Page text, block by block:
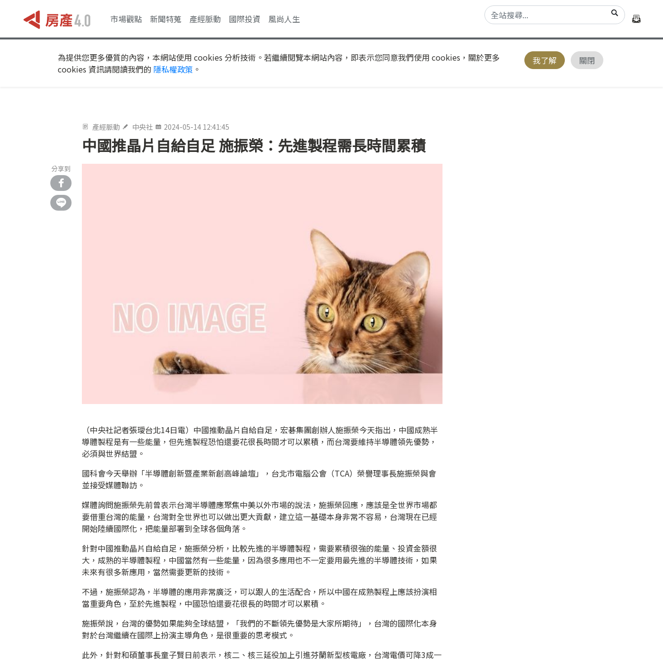
市場觀點 新聞特蒐 產經脈動 國際投資 風尚人生
為提供您更多優質的內容，本網站使用 cookies 分析技術。若繼續閱覽本網站內容，即表示您同意我們使用 cookies，關於更多
cookies 資訊請閱讀我們的 隱私權政策 。
我了解 關閉
產經脈動 中央社 2024-05-14 12:41:45
中國推晶片自給自足 施振榮：先進製程需長時間累積
分享到
（中央社記者張璦台北14日電）中國推動晶片自給自足，宏碁集團創辦人施振榮今天指出，中國成熟半
導體製程是有一些能量，但先進製程恐怕還要花很長時間才可以累積，而台灣要維持半導體領先優勢，
必須與世界結盟。
國科會今天舉辦「半導體創新暨產業新創高峰論壇」，台北市電腦公會（TCA）榮譽理事長施振榮與會
並接受媒體聯訪。
媒體詢問施振榮先前曾表示台灣半導體應聚焦中美以外市場的說法，施振榮回應，應該是全世界市場都
要借重台灣的能量，台灣對全世界也可以做出更大貢獻，建立這一基礎本身非常不容易，台灣現在已經
開始陸續國際化，把能量部署到全球各個角落。
針對中國推動晶片自給自足，施振榮分析，比較先進的半導體製程，需要累積很強的能量、投資金額很
大，成熟的半導體製程，中國當然有一些能量，因為很多應用也不一定要用最先進的半導體技術，如果
未來有很多新應用，當然需要更新的技術。
不過，施振榮認為，半導體的應用非常廣泛，可以跟人的生活配合，所以中國在成熟製程上應該扮演相
當重要角色，至於先進製程，中國恐怕還要花很長的時間才可以累積。
施振榮說，台灣的優勢如果能夠全球結盟，「我們的不斷領先優勢是大家所期待」，台灣的國際化本身
對於台灣繼續在國際上扮演主導角色，是很重要的思考模式。
此外，針對和碩董事長童子賢日前表示，核二、核三延役加上引進芬蘭新型核電廠，台灣電價可降3成一